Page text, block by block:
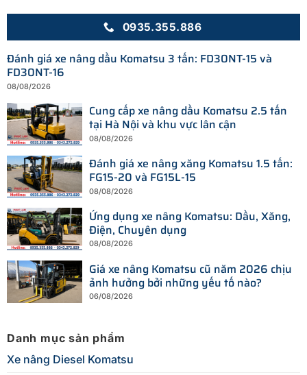
0935.355.886
Đánh giá xe nâng dầu Komatsu 3 tấn: FD30NT-15 và
FD30NT-16
08/08/2026
Cung cấp xe nâng dầu Komatsu 2.5 tấn
tại Hà Nội và khu vực lân cận
08/08/2026
Đánh giá xe nâng xăng Komatsu 1.5 tấn:
FG15-20 và FG15L-15
08/08/2026
Ứng dụng xe nâng Komatsu: Dầu, Xăng,
Điện, Chuyên dụng
08/08/2026
Giá xe nâng Komatsu cũ năm 2026 chịu
ảnh hưởng bởi những yếu tố nào?
06/08/2026
Danh mục sản phẩm
Xe nâng Diesel Komatsu